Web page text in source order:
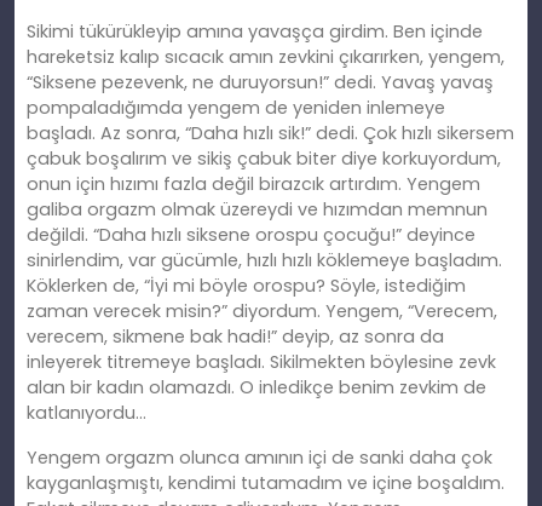
Sikimi tükürükleyip amına yavaşça girdim. Ben içinde
hareketsiz kalıp sıcacık amın zevkini çıkarırken, yengem,
“Siksene pezevenk, ne duruyorsun!” dedi. Yavaş yavaş
pompaladığımda yengem de yeniden inlemeye
başladı. Az sonra, “Daha hızlı sik!” dedi. Çok hızlı sikersem
çabuk boşalırım ve sikiş çabuk biter diye korkuyordum,
onun için hızımı fazla değil birazcık artırdım. Yengem
galiba orgazm olmak üzereydi ve hızımdan memnun
değildi. “Daha hızlı siksene orospu çocuğu!” deyince
sinirlendim, var gücümle, hızlı hızlı köklemeye başladım.
Köklerken de, “İyi mi böyle orospu? Söyle, istediğim
zaman verecek misin?” diyordum. Yengem, “Verecem,
verecem, sikmene bak hadi!” deyip, az sonra da
inleyerek titremeye başladı. Sikilmekten böylesine zevk
alan bir kadın olamazdı. O inledikçe benim zevkim de
katlanıyordu…
Yengem orgazm olunca amının içi de sanki daha çok
kayganlaşmıştı, kendimi tutamadım ve içine boşaldım.